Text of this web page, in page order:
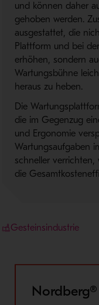
und können daher
gehoben werden.
ausgestattet, die
Plattform und bei
erhöhen, sondern
Wartungsbühne
heraus zu heben.
Die
die im Gegenzug
und Ergonomie
Wartungsaufgaben
schneller verrichten,
die
Gesteinsindustrie